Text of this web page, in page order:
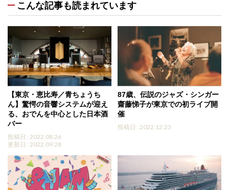
こんな記事も読まれています
【東京・恵比寿／青ちょうち
ん】驚愕の音響システムが迎え
る、おでんを中心とした日本酒
バー
投稿日 : 2022.08.26
更新日 : 2022.09.28
87歳、伝説のジャズ・シンガー
齋藤悌子が東京での初ライブ開
催
投稿日 : 2022.12.23